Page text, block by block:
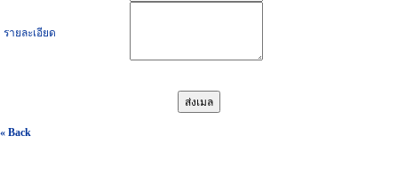
รายละเอียด
« Back